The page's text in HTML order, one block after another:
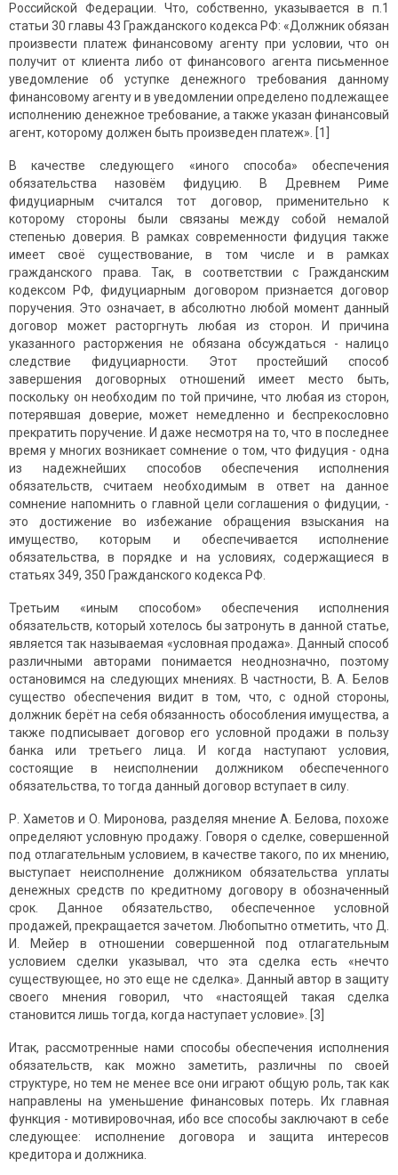
Российской Федерации. Что, собственно, указывается в п.1
статьи 30 главы 43 Гражданского кодекса РФ: «Должник обязан
произвести платеж финансовому агенту при условии, что он
получит от клиента либо от финансового агента письменное
уведомление об уступке денежного требования данному
финансовому агенту и в уведомлении определено подлежащее
исполнению денежное требование, а также указан финансовый
агент, которому должен быть произведен платеж». [1]
В качестве следующего «иного способа» обеспечения
обязательства назовём фидуцию. В Древнем Риме
фидуциарным считался тот договор, применительно к
которому стороны были связаны между собой немалой
степенью доверия. В рамках современности фидуция также
имеет своё существование, в том числе и в рамках
гражданского права. Так, в соответствии с Гражданским
кодексом РФ, фидуциарным договором признается договор
поручения. Это означает, в абсолютно любой момент данный
договор может расторгнуть любая из сторон. И причина
указанного расторжения не обязана обсуждаться - налицо
следствие фидуциарности. Этот простейший способ
завершения договорных отношений имеет место быть,
поскольку он необходим по той причине, что любая из сторон,
потерявшая доверие, может немедленно и беспрекословно
прекратить поручение. И даже несмотря на то, что в последнее
время у многих возникает сомнение о том, что фидуция - одна
из надежнейших способов обеспечения исполнения
обязательств, считаем необходимым в ответ на данное
сомнение напомнить о главной цели соглашения о фидуции, -
это достижение во избежание обращения взыскания на
имущество, которым и обеспечивается исполнение
обязательства, в порядке и на условиях, содержащиеся в
статьях 349, 350 Гражданского кодекса РФ.
Третьим «иным способом» обеспечения исполнения
обязательств, который хотелось бы затронуть в данной статье,
является так называемая «условная продажа». Данный способ
различными авторами понимается неоднозначно, поэтому
остановимся на следующих мнениях. В частности, В. А. Белов
существо обеспечения видит в том, что, с одной стороны,
должник берёт на себя обязанность обособления имущества, а
также подписывает договор его условной продажи в пользу
банка или третьего лица. И когда наступают условия,
состоящие в неисполнении должником обеспеченного
обязательства, то тогда данный договор вступает в силу.
Р. Хаметов и О. Миронова, разделяя мнение А. Белова, похоже
определяют условную продажу. Говоря о сделке, совершенной
под отлагательным условием, в качестве такого, по их мнению,
выступает неисполнение должником обязательства уплаты
денежных средств по кредитному договору в обозначенный
срок. Данное обязательство, обеспеченное условной
продажей, прекращается зачетом. Любопытно отметить, что Д.
И. Мейер в отношении совершенной под отлагательным
условием сделки указывал, что эта сделка есть «нечто
существующее, но это еще не сделка». Данный автор в защиту
своего мнения говорил, что «настоящей такая сделка
становится лишь тогда, когда наступает условие». [3]
Итак, рассмотренные нами способы обеспечения исполнения
обязательств, как можно заметить, различны по своей
структуре, но тем не менее все они играют общую роль, так как
направлены на уменьшение финансовых потерь. Их главная
функция - мотивировочная, ибо все способы заключают в себе
следующее: исполнение договора и защита интересов
кредитора и должника.